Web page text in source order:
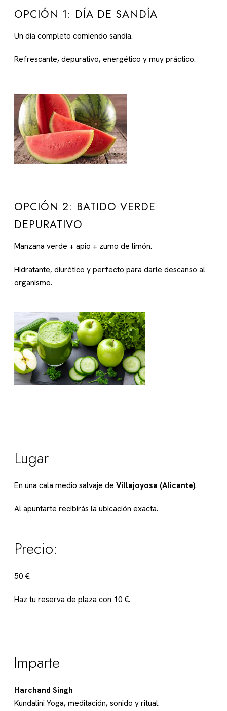
OPCIÓN 1: DÍA DE SANDÍA
Un día completo comiendo sandía.
Refrescante, depurativo, energético y muy práctico.
OPCIÓN 2: BATIDO VERDE
DEPURATIVO
Manzana verde + apio + zumo de limón.
Hidratante, diurético y perfecto para darle descanso al
organismo.
Lugar
En una cala medio salvaje de Villajoyosa (Alicante).
Al apuntarte recibirás la ubicación exacta.
Precio:
50 €.
Haz tu reserva de plaza con 10 €.
Imparte
Harchand Singh
Kundalini Yoga, meditación, sonido y ritual.